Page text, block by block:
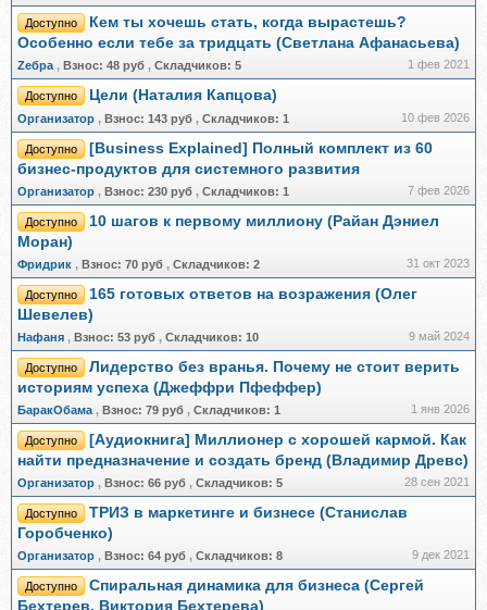
Доступно
Кем ты хочешь стать, когда вырастешь?
Особенно если тебе за тридцать (Светлана Афанасьева)
Zебра , Взнос: 48 руб , Складчиков: 5 1 фев 2021
Доступно Цели (Наталия Капцова)
Организатор , Взнос: 143 руб , Складчиков: 1 10 фев 2026
Доступно
[Business Explained] Полный комплект из 60
бизнес-продуктов для системного развития
Организатор , Взнос: 230 руб , Складчиков: 1 7 фев 2026
Доступно
10 шагов к первому миллиону (Райан Дэниел
Моран)
Фридрик , Взнос: 70 руб , Складчиков: 2 31 окт 2023
Доступно
165 готовых ответов на возражения (Олег
Шевелев)
Нафаня , Взнос: 53 руб , Складчиков: 10 9 май 2024
Доступно
Лидерство без вранья. Почему не стоит верить
историям успеха (Джеффри Пфеффер)
БаракОбама , Взнос: 79 руб , Складчиков: 1 1 янв 2026
Доступно
[Аудиокнига] Миллионер с хорошей кармой. Как
найти предназначение и создать бренд (Владимир Древс)
Организатор , Взнос: 66 руб , Складчиков: 5 28 сен 2021
Доступно
ТРИЗ в маркетинге и бизнесе (Станислав
Горобченко)
Организатор , Взнос: 64 руб , Складчиков: 8 9 дек 2021
Доступно
Спиральная динамика для бизнеса (Сергей
Бехтерев, Виктория Бехтерева)